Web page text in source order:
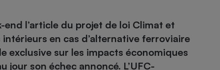
l’article du projet de loi Climat et
en cas d’alternative ferroviaire
exclusive sur les impacts économiques
son échec annoncé. L’UFC-
sèche-linge
smartphone
nettoyeur haute
mutuelle
Obsèques - Pompes